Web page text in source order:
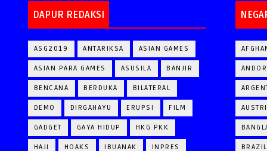
DAPUR REDAKSI
ASG2019 ANTARIKSA ASIAN GAMES
ASIAN PARA GAMES ASUSILA BANJIR
BENCANA BERDUKA BILATERAL
DEMO DIRGAHAYU ERUPSI FILM
GADGET GAYA HIDUP HKG PKK
HAJI HOAKS IBUANAK INPRES BRAZIL